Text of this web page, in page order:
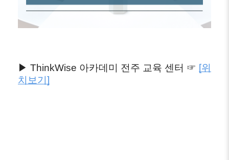
▶ ThinkWise 아카데미 전주 교육 센터 ☞ [위
치보기]